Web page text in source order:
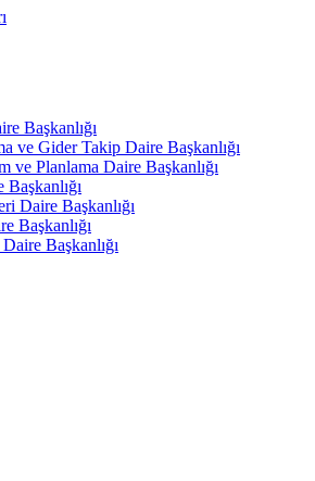
Başkanlığı
ve Gider Takip Daire Başkanlığı
ve Planlama Daire Başkanlığı
Daire Başkanlığı
Başkanlığı
Başkanlığı